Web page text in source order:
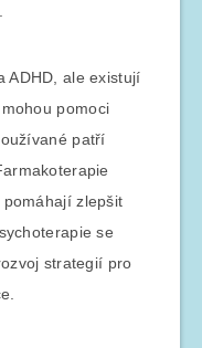
ADHD, ale existují
pomoci
patří
zlepšit
se
strategií pro